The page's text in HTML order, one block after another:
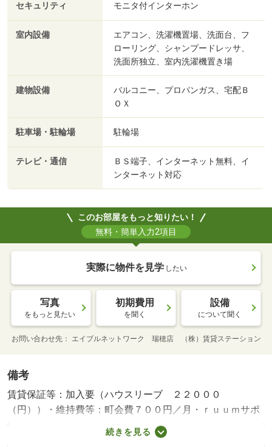
セキュリティ モニタ付インターホン
室内設備
エアコン、洗濯機置場、洗面台、フ
ローリング、シャンプードレッサ、
洗面所独立、室内洗濯機置き場
建物設備
バルコニー、プロパンガス、宅配Ｂ
ＯＸ
駐車場・駐輪場 駐輪場
テレビ・通信
ＢＳ端子、インターネット無料、イ
ンターネット対応
このお部屋をもっと知りたい！
無料・簡単入力2項目
実際に物件を見学 したい
写真
をもっと見たい
初期費用
を聞く
設備
について聞く
お問い合わせ先 エイブルネットワーク 瑞穂店 （株）賃貸ステーション
備考
賃貸保証等：加入要（ハウスリーブ ２２０００
（円））・維持費等：町会費７００円／月・ｒｕｕｍサポ
ート費用／月１，９８０円／月・ネット無料！カウンター
キッチンで人気の間取り。大きな鏡付きの脱衣スペース、
続きを見る